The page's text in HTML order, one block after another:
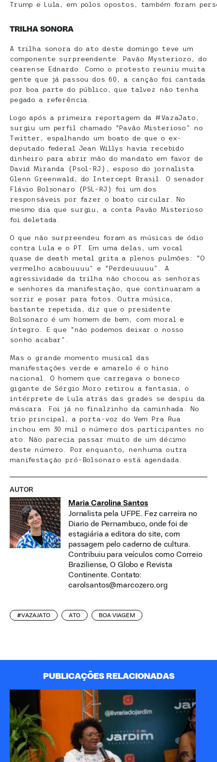
Trump e Lula, em polos opostos, também foram
TRILHA SONORA
A trilha sonora do ato deste domingo teve um
componente surpreendente: Pavão Mysteriozo, do
cearense Ednardo. Como o protesto reuniu muita
gente que já passou dos 60, a canção foi cantada
por boa parte do público, que talvez não tenha
pegado a referência.
Logo após a primeira reportagem da #VazaJato,
surgiu um perfil chamado “Pavão Misterioso” no
Twitter, espalhando um boato de que o ex-
deputado federal Jean Willys havia recebido
dinheiro para abrir mão do mandato em favor de
David Miranda (Psol-RJ), esposo do jornalista
Glenn Greenwald, do Intercept Brasil. O senador
Flávio Bolsonaro (PSL-RJ) foi um dos
responsáveis por fazer o boato circular. No
mesmo dia que surgiu, a conta Pavão Misterioso
foi deletada.
O que não surpreendeu foram as músicas de ódio
contra Lula e o PT. Em uma delas, um vocal
quase de death metal grita a plenos pulmões: “O
vermelho acabouuuu” e “Perdeuuuuu”. A
agressividade da trilha não chocou as senhoras
e senhores da manifestação, que continuaram a
sorrir e posar para fotos. Outra música,
bastante repetida, diz que o presidente
Bolsonaro é um homem de bem, com moral e
íntegro. E que “não podemos deixar o nosso
sonho acabar”.
Mas o grande momento musical das
manifestações verde e amarelo é o hino
nacional. O homem que carregava o boneco
gigante de Sérgio Moro retirou a fantasia, o
intérprete de Lula atrás das grades se despiu da
máscara. Foi já no finalzinho da caminhada. No
trio principal, a porta-voz do Vem Pra Rua
inchou em 30 mil o número dos participantes no
ato. Não parecia passar muito de um décimo
deste número. Por enquanto, nenhuma outra
manifestação pró-Bolsonaro está agendada.
AUTOR
Maria Carolina Santos
Jornalista pela UFPE. Fez carreira no
Diario de Pernambuco, onde foi de
estagiária a editora do site, com
passagem pelo caderno de cultura.
Contribuiu para veículos como Correio
Braziliense, O Globo e Revista
Continente. Contato:
carolsantos@marcozero.org
#VAZAJATO ATO BOA VIAGEM
PUBLICAÇÕES RELACIONADAS